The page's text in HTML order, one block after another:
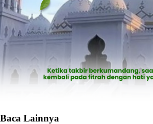
Baca Lainnya